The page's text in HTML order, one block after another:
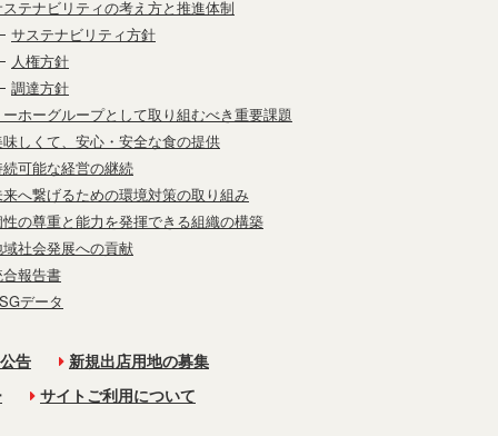
テナビリティの考え方と推進体制
サステナビリティ方針
人権方針
調達方針
ホーグループとして取り組むべき重要課題
しくて、安心・安全な食の提供
可能な経営の継続
へ繋げるための環境対策の取り組み
の尊重と能力を発揮できる組織の構築
社会発展への貢献
報告書
データ
告
新規出店用地の募集
サイトご利用について